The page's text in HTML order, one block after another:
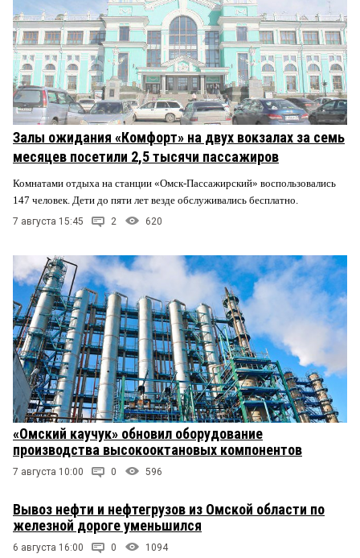
Залы ожидания «Комфорт» на двух вокзалах за семь
месяцев посетили 2,5 тысячи пассажиров
Комнатами отдыха на станции «Омск-Пассажирский» воспользовались
147 человек. Дети до пяти лет везде обслуживались бесплатно.
7 августа 15:45 2 620
«Омский каучук» обновил оборудование
производства высокооктановых компонентов
7 августа 10:00 0 596
Вывоз нефти и нефтегрузов из Омской области по
железной дороге уменьшился
6 августа 16:00 0 1094